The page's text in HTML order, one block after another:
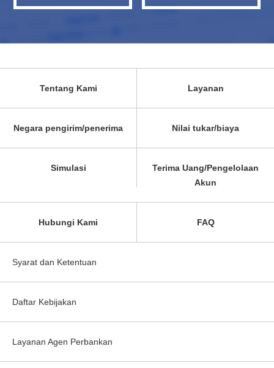
Tentang Kami Layanan
Negara pengirim/penerima Nilai tukar/biaya
Simulasi
Terima Uang/Pengelolaan
Akun
Hubungi Kami FAQ
Syarat dan Ketentuan
Daftar Kebijakan
Layanan Agen Perbankan